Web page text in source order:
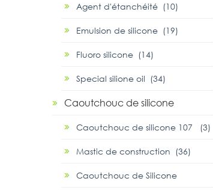
Agent d'étanchéité (10)
Emulsion de silicone (19)
Fluoro silicone (14)
Special silione oil (34)
Caoutchouc de silicone
Caoutchouc de silicone 107 (3)
Mastic de construction (36)
Caoutchouc de Silicone